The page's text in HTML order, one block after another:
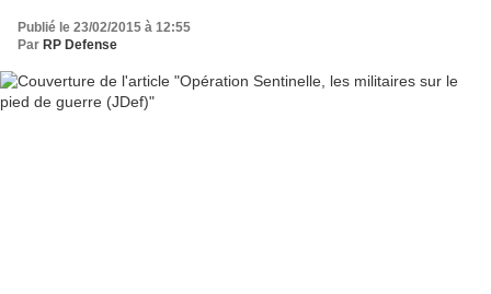
Publié le 23/02/2015 à 12:55
Par RP Defense